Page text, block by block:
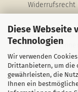
Diese Webseite
Technologien
Wir verwenden
Drittanbietern, um die
gewährleisten, die
Ihnen ein
Widerrufsrecht|
SchauTime Conni
Montag bis
E-Mail:
Mobil: